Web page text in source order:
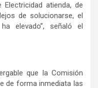
atienda, de
de solucionarse, el
elevado”, señaló el
que la Comisión
de forma inmediata las